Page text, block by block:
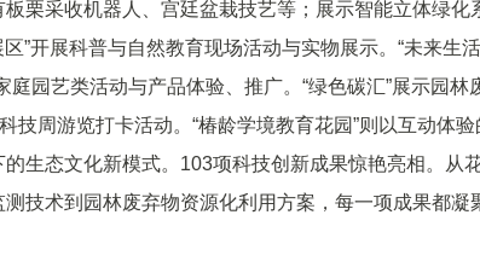
栗采收机器人、宫廷盆栽技艺等；展示智能立体绿化
”开展科普与自然教育现场活动与实物展示。“未来生
园艺类活动与产品体验、推广。“绿色碳汇”展示园林
技周游览打卡活动。“椿龄学境教育花园”则以互动体验
生态文化新模式。103项科技创新成果惊艳亮相。从
技术到园林废弃物资源化利用方案，每一项成果都凝